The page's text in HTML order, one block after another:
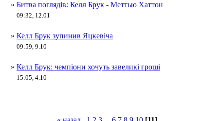
» Битва поглядів: Келл Брук - Меттью Хаттон
09:32, 12.01
» Келл Брук зупинив Яцкевіча
09:59, 9.10
» Келл Брук: чемпіони хочуть завеликі гроші
15:05, 4.10